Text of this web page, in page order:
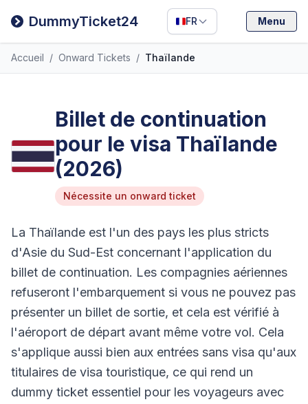
DummyTicket24 FR
Filipino
Deutsch
Español
Menu
Accueil / Onward Tickets / Thaïlande
Billet de continuation
pour le visa Thaïlande
(2026)
Nécessite un onward ticket
La Thaïlande est l'un des pays les plus stricts
d'Asie du Sud-Est concernant l'application du
billet de continuation. Les compagnies aériennes
refuseront l'embarquement si vous ne pouvez pas
présenter un billet de sortie, et cela est vérifié à
l'aéroport de départ avant même votre vol. Cela
s'applique aussi bien aux entrées sans visa qu'aux
titulaires de visa touristique, ce qui rend un
dummy ticket essentiel pour les voyageurs avec